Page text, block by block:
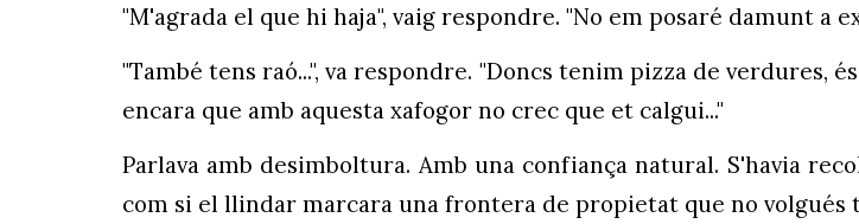
"M'agrada el que hi haja", vaig respondre. "No em posaré damunt a
"També tens raó...", va respondre. "Doncs tenim pizza de verdures,
encara que amb aquesta xafogor no crec que et calgui..."
Parlava amb desimboltura. Amb una confiança natural. S'havia
com si el llindar marcara una frontera de propietat que no volgués